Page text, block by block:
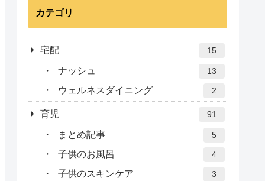
カテゴリ
宅配 15
ナッシュ 13
ウェルネスダイニング 2
育児 91
まとめ記事 5
子供のお風呂 4
子供のスキンケア 3